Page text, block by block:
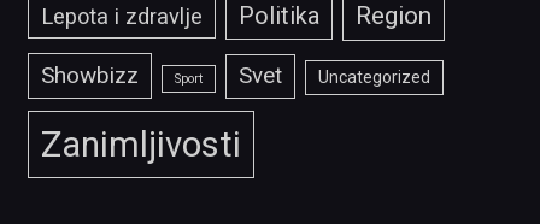
Lepota i zdravlje Politika Region
Showbizz Sport Svet Uncategorized
Zanimljivosti